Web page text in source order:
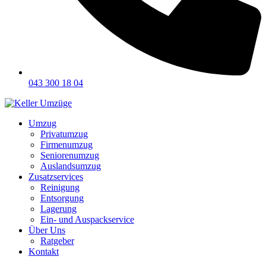
043 300 18 04
Umzug
Privatumzug
Firmenumzug
Seniorenumzug
Auslandsumzug
Zusatzservices
Reinigung
Entsorgung
Lagerung
Ein- und Auspackservice
Über Uns
Ratgeber
Kontakt